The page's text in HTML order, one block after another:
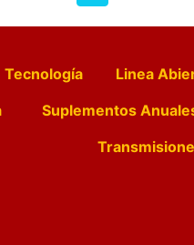
Tecnología Linea
Suplementos